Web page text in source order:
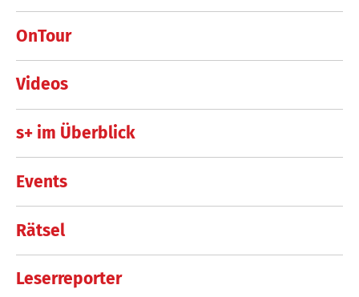
OnTour
Videos
s+ im Überblick
Events
Rätsel
Leserreporter